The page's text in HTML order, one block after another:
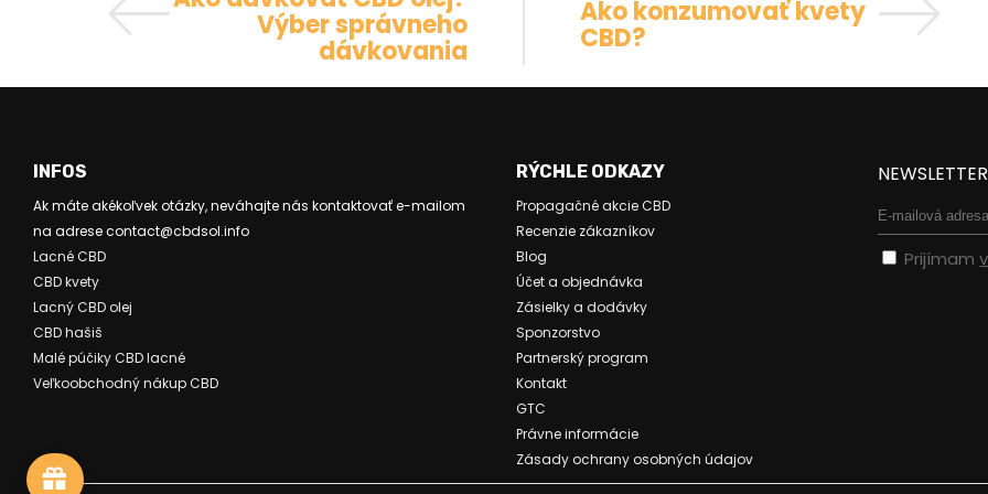
Výber správneho
dávkovania
Ako konzumovať kvety
CBD?
INFOS
Ak máte akékoľvek otázky, neváhajte nás kontaktovať e-mailom
na adrese contact@cbdsol.info
Lacné CBD
CBD kvety
Lacný CBD olej
CBD hašiš
Malé púčiky CBD lacné
Veľkoobchodný nákup CBD
RÝCHLE ODKAZY
Propagačné akcie CBD
Recenzie zákazníkov
Blog
Účet a objednávka
Zásielky a dodávky
Sponzorstvo
Partnerský program
Kontakt
GTC
Právne informácie
Zásady ochrany osobných údajov
NEWSLETTER
Prijímam